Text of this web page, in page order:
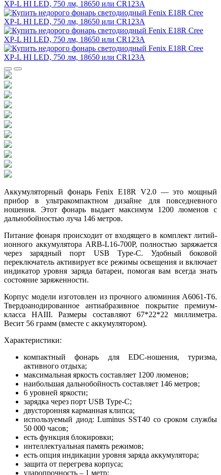
Аккумуляторный фонарь Fenix E18R V2.0 — это мощный
прибор в ультракомпактном дизайне для повседневного
ношения. Этот фонарь выдает максимум 1200 люменов с
дальнобойностью луча 146 метров.
Питание фонаря происходит от входящего в комплект литий-
ионного аккумулятора ARB-L16-700P, полностью заряжается
через зарядный порт USB Type-C. Удобный боковой
переключатель активирует все режимы освещения и включает
индикатор уровня заряда батареи, помогая вам всегда знать
состояние заряженности.
Корпус модели изготовлен из прочного алюминия A6061-T6.
Твердоанодированное антиабразивное покрытие премиум-
класса HAIII. Размеры составляют 67*22*22 миллиметра.
Весит 56 грамм (вместе с аккумулятором).
Характеристики:
компактный фонарь для EDC-ношения, туризма,
активного отдыха;
максимальная яркость составляет 1200 люменов;
наибольшая дальнобойность составляет 146 метров;
6 уровней яркости;
зарядка через порт USB Type-C;
двусторонняя карманная клипса;
используемый диод: Luminus SST40 со сроком службы
50 000 часов;
есть функция блокировки;
интеллектуальная память режимов;
есть опция индикации уровня заряда аккумулятора;
защита от перегрева корпуса;
ударопрочность – 1 метр;